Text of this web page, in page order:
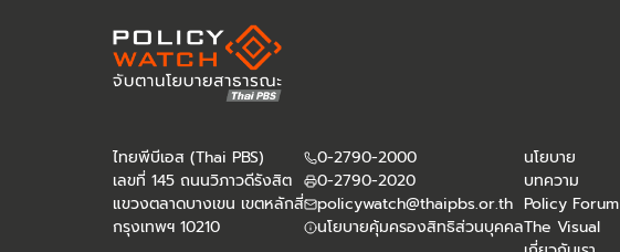
ไทยพีบีเอส (Thai PBS)
เลขที่ 145 ถนนวิภาวดีรังสิต
แขวงตลาดบางเขน เขตหลักสี่
กรุงเทพฯ 10210
0-2790-2000
0-2790-2020
policywatch@thaipbs.or.th
นโยบายคุ้มครองสิทธิส่วนบุคคล
นโยบาย
บทความ
Policy Forum
The Visual